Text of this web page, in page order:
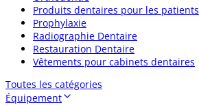
Produits dentaires pour les patients
Prophylaxie
Radiographie Dentaire
Restauration Dentaire
Vêtements pour cabinets dentaires
Toutes les catégories
Équipement